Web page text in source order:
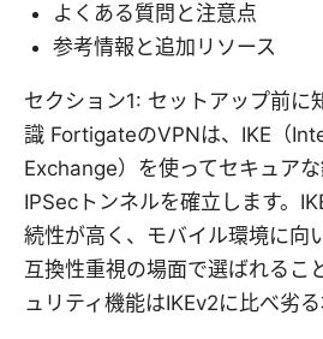
よくある質問と注意点
参考情報と追加リソース
セクション1: セットアップ前に
識 FortigateのVPNは、IKE（
Exchange）を使ってセキュアな
IPSecトンネルを確立します。
続性が高く、モバイル環境に向
互換性重視の場面で選ばれるこ
ュリティ機能はIKEv2に比べ劣る